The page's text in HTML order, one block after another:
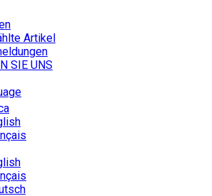
Artikel
SIE UNS